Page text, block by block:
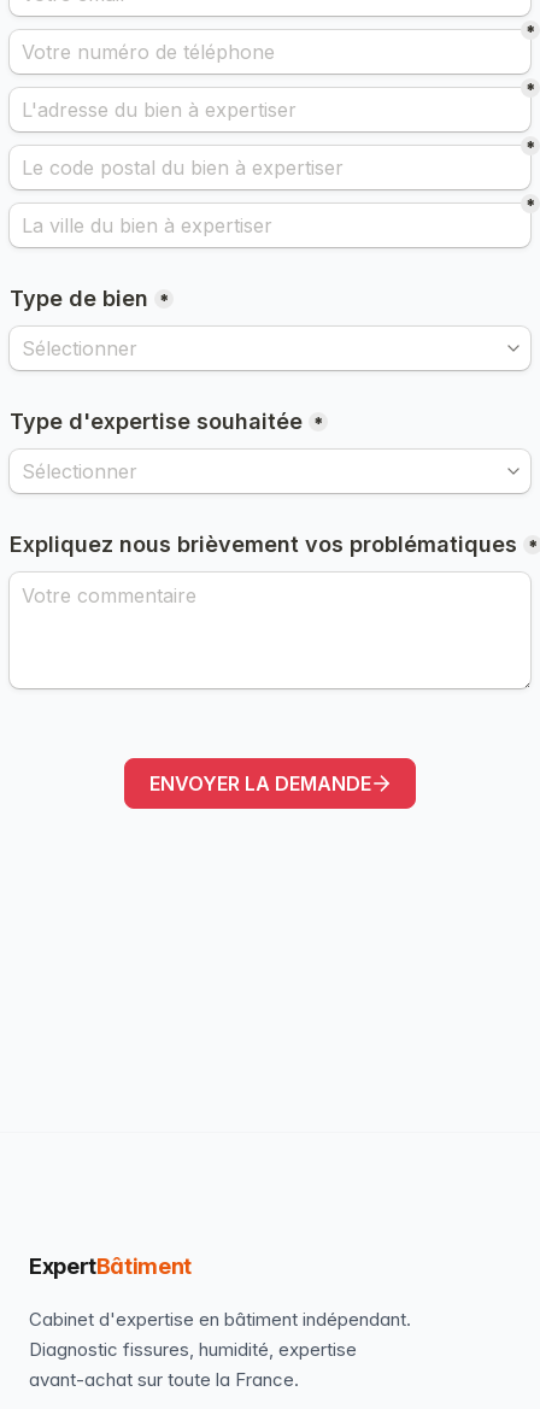
ExpertBâtiment
Cabinet d'expertise en bâtiment indépendant.
Diagnostic fissures, humidité, expertise
avant-achat sur toute la France.